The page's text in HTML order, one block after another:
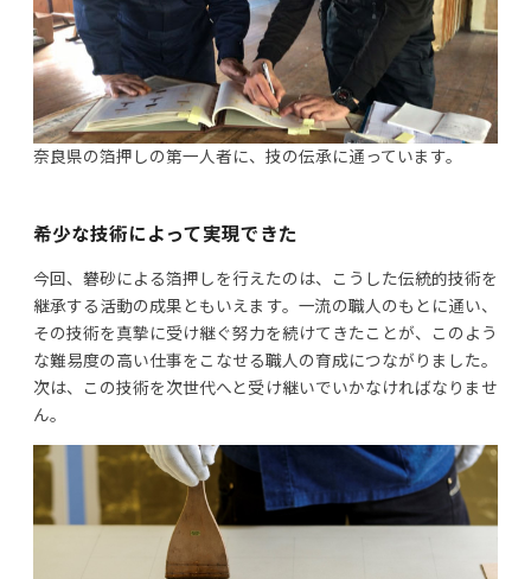
奈良県の箔押しの第一人者に、技の伝承に通っています。
希少な技術によって実現できた
今回、礬砂による箔押しを行えたのは、こうした伝統的技術を
継承する活動の成果ともいえます。一流の職人のもとに通い、
その技術を真摯に受け継ぐ努力を続けてきたことが、このよう
な難易度の高い仕事をこなせる職人の育成につながりました。
次は、この技術を次世代へと受け継いでいかなければなりませ
ん。